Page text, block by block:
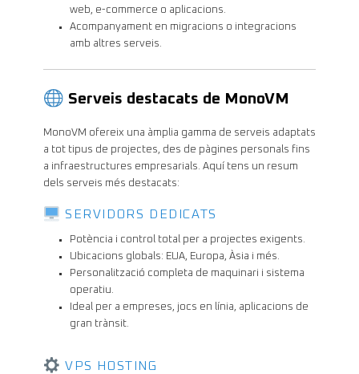
web, e-commerce o aplicacions.
Acompanyament en migracions o integracions
amb altres serveis.
Serveis destacats de MonoVM
MonoVM ofereix una àmplia gamma de serveis adaptats
a tot tipus de projectes, des de pàgines personals fins
a infraestructures empresarials. Aquí tens un resum
dels serveis més destacats:
SERVIDORS DEDICATS
Potència i control total per a projectes exigents.
Ubicacions globals: EUA, Europa, Àsia i més.
Personalització completa de maquinari i sistema
operatiu.
Ideal per a empreses, jocs en línia, aplicacions de
gran trànsit.
VPS HOSTING